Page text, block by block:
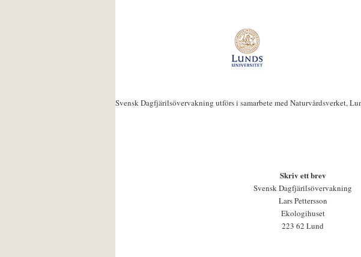
Svensk Dagfjärilsövervakning utförs i samarbete med Naturvårdsverket,
Skriv ett brev
Svensk Dagfjärilsövervakning
Lars Pettersson
Ekologihuset
223 62 Lund